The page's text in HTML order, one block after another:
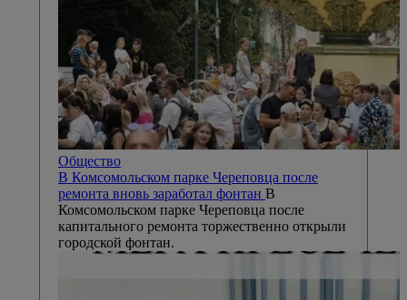
Общество
В Комсомольском парке Череповца после
ремонта вновь заработал фонтан В
Комсомольском парке Череповца после
капитального ремонта торжественно открыли
городской фонтан.